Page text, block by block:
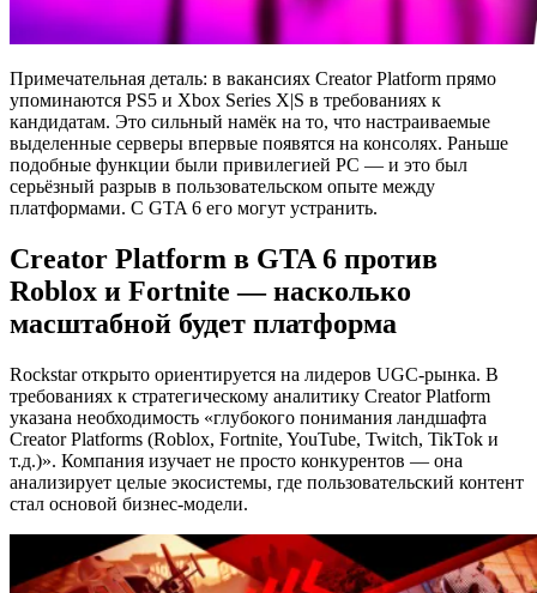
Примечательная деталь: в вакансиях Creator Platform прямо
упоминаются PS5 и Xbox Series X|S в требованиях к
кандидатам. Это сильный намёк на то, что настраиваемые
выделенные серверы впервые появятся на консолях. Раньше
подобные функции были привилегией PC — и это был
серьёзный разрыв в пользовательском опыте между
платформами. С GTA 6 его могут устранить.
Creator Platform в GTA 6 против
Roblox и Fortnite — насколько
масштабной будет платформа
Rockstar открыто ориентируется на лидеров UGC-рынка. В
требованиях к стратегическому аналитику Creator Platform
указана необходимость «глубокого понимания ландшафта
Creator Platforms (Roblox, Fortnite, YouTube, Twitch, TikTok и
т.д.)». Компания изучает не просто конкурентов — она
анализирует целые экосистемы, где пользовательский контент
стал основой бизнес-модели.